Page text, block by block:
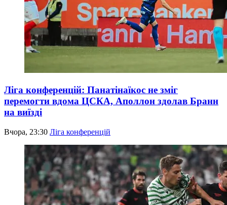
Ліга конференцій: Панатінаїкос не зміг
перемогти вдома ЦСКА, Аполлон здолав Бранн
на виїзді
Вчора, 23:30 Ліга конференцій